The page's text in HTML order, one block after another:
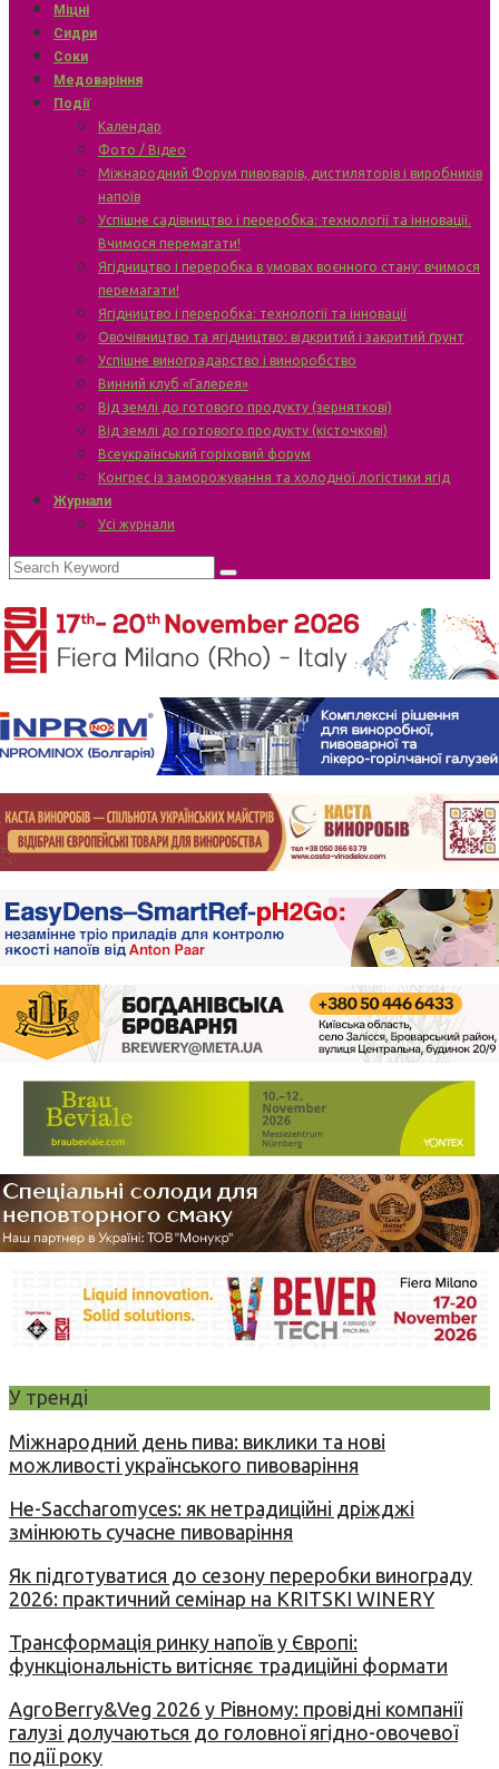
Міцні
Сидри
Соки
Медоваріння
Події
Календар
Фото / Відео
Міжнародний Форум пивоварів, дистиляторів і виробників
напоїв
Успішне садівництво і переробка: технології та інновації.
Вчимося перемагати!
Ягідництво і переробка в умовах воєнного стану: вчимося
перемагати!
Ягідництво і переробка: технології та інновації
Овочівництво та ягідництво: відкритий і закритий ґрунт
Успішне виноградарство і виноробство
Винний клуб «Галерея»
Від землі до готового продукту (зерняткові)
Від землі до готового продукту (кісточкові)
Всеукраїнський горіховий форум
Конгрес із заморожування та холодної логістики ягід
Журнали
Усі журнали
У тренді
Міжнародний день пива: виклики та нові
можливості українського пивоваріння
Не-Saccharomyces: як нетрадиційні дріжджі
змінюють сучасне пивоваріння
Як підготуватися до сезону переробки винограду
2026: практичний семінар на KRITSKI WINERY
Трансформація ринку напоїв у Європі:
функціональність витісняє традиційні формати
AgroBerry&Veg 2026 у Рівному: провідні компанії
галузі долучаються до головної ягідно-овочевої
події року